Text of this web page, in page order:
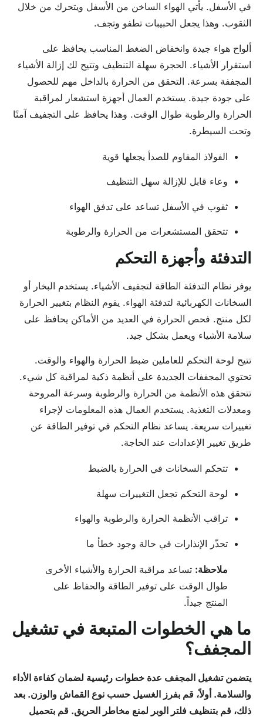
في الأسفل. يأتي الهواء الساخن من الأسفل ويتحرك من خلال
الثقوب. وهذا يجعل الحبيبات تطفو وتجف.
ألواح هواء جيدة وانخفاض الضغط المناسب يحافظ على
استقرار الأشياء. الحجرة سهلة التنظيف وتتيح لك إزالة الأشياء
المجففة بسرعة. التحقق من الحرارة بالداخل مهم للحصول
على جودة جيدة. يستخدم العمال أجهزة استشعار لمراقبة
الحرارة والرطوبة طوال الوقت. وهذا يحافظ على التجفيف آمنًا
وتحت السيطرة.
الفولاذ المقاوم للصدأ يجعلها قوية
وعاء قابل للإزالة سهل التنظيف
ثقوب في الأسفل تساعد على تدفق الهواء
تتحقق المستشعرات من الحرارة والرطوبة
التدفئة وأجهزة التحكم
يوفر نظام التدفئة الطاقة لتجفيف الأشياء. يستخدم البخار أو
السخانات الكهربائية لتدفئة الهواء. يقوم النظام بتغيير الحرارة
لكل منتج. فحص الحرارة في العديد من الأماكن يحافظ على
سلامة الأشياء ويعمل بشكل جيد.
تتيح لوحة التحكم للعاملين ضبط الحرارة والهواء والوقت.
تحتوي المجففات الجديدة على أنظمة ذكية لمراقبة كل شيء.
تتحقق هذه الأنظمة من الحرارة والرطوبة وسرعة المروحة
ومعدلات التغذية. يستخدم العمال هذه المعلومات لإجراء
تغييرات سريعة. يساعد نظام التحكم في توفير الطاقة عن
طريق تغيير الإعدادات عند الحاجة.
تتحكم السخانات في الحرارة بالضبط
لوحة التحكم تجعل التغييرات سهلة
تراقب الأنظمة الحرارة والرطوبة والهواء
تحذّر الإنذارات في حالة وجود خطأ ما
ملاحظة: تساعد مراقبة الحرارة والأشياء الأخرى
طوال الوقت على توفير الطاقة والحفاظ على
المنتج جيداً.
ما هي الخطوات المتبعة في تشغيل
المجفف؟
يتضمن تشغيل المجفف عدة خطوات رئيسية لضمان كفاءة الأداء
والسلامة. أولاً، قم بفرز الغسيل حسب نوع القماش والوزن. بعد
ذلك، قم بتنظيف فلتر الوبر لمنع مخاطر الحريق. قم بتحميل